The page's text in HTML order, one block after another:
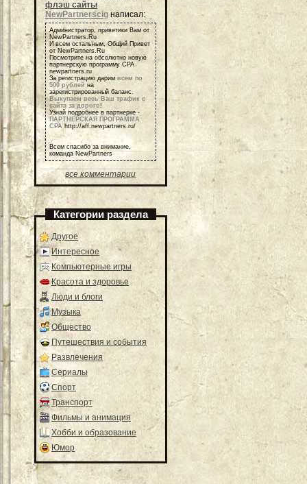
флэш сайты
NewPartnerscigнаписал:
Администратор, приветики Вам от
NewPartners.Ru
И всем остальным, Общий Привет
от NewPartners.Ru
Посмотрите на обсолютно новую
партнерскую программу СРА
newpartners.ru
За регистрацию дарим всем по
500 рублей на
зарегистрированный баланс.
Выкупаем весь Ваш трафик с
сайта за дорого!
Узнай подробнее в партнерке -
ПАРТНЕРСКАЯ ПРОГРАММА
СРА http://aff.newpartners.ru/
Всем спасибо за внимание,
команда NewPartners
все комментарии
Категории раздела
Другое
Интересное
Компьютерные игры
Красота и здоровье
Люди и блоги
Музыка
Общество
Путешествия и события
Развлечения
Сериалы
Спорт
Транспорт
Фильмы и анимация
Хобби и образование
Юмор